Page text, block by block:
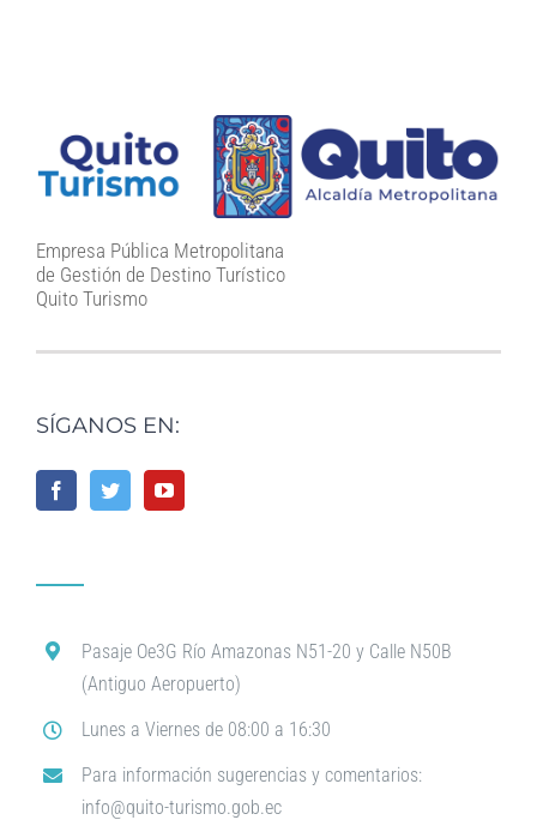
Empresa Pública Metropolitana
de Gestión de Destino Turístico
Quito Turismo
SÍGANOS EN:
Pasaje Oe3G Río Amazonas N51-20 y Calle N50B
(Antiguo Aeropuerto)
Lunes a Viernes de 08:00 a 16:30
Para información sugerencias y comentarios:
info@quito-turismo.gob.ec